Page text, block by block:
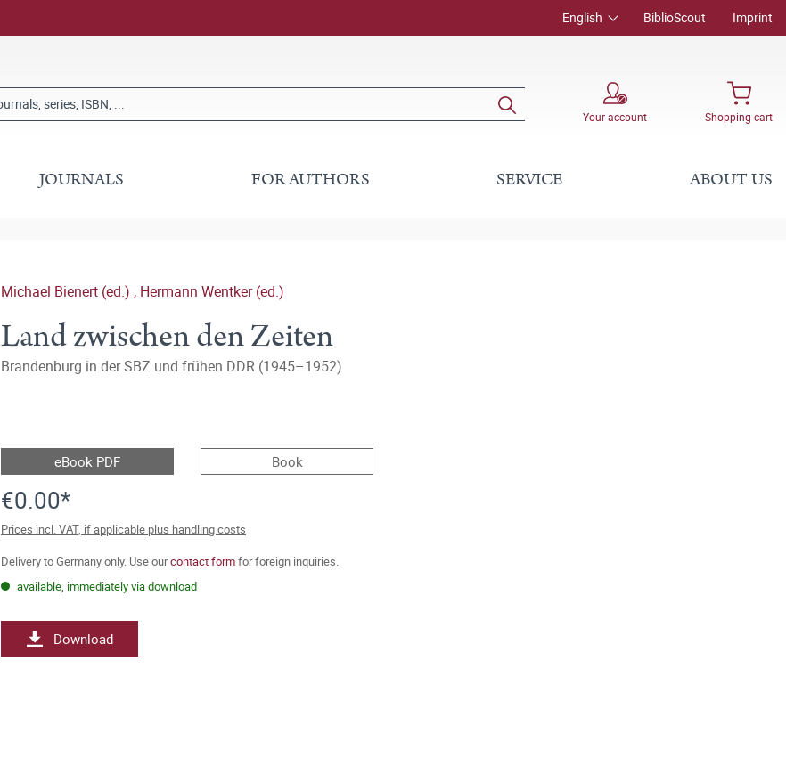
English BiblioScout Imprint
Your account Shopping cart
JOURNALS FOR AUTHORS SERVICE ABOUT US
Michael Bienert (ed.) , Hermann Wentker (ed.)
Land zwischen den Zeiten
Brandenburg in der SBZ und frühen DDR (1945–1952)
eBook PDF Book
€0.00*
Prices incl. VAT, if applicable plus handling costs
Delivery to Germany only. Use ourcontact formfor foreign inquiries.
available, immediately via download
Download